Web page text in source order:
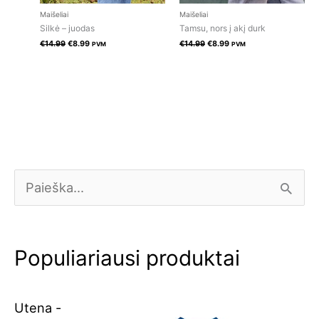
kPopuliariausi produktai
Utena -
r
g
n
C
u
r
n
Maišeliai
Silkė – juodas
€14.99 €8.99 PVM
Maišeliai
Tamsu, nors į akį durk
€14.99 €8.99 PVM